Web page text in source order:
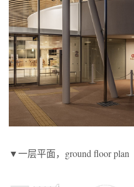
▼一层平面，ground floor plan